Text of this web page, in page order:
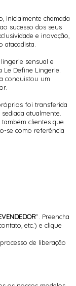
inicialmente chamada
sucesso dos seus
e inovação,
atacadista.
sensual e
Le Define Lingerie.
conquistou um
foi transferida
atualmente.
clientes que
se como referência
”. Preencha
etc.) e clique
de liberação